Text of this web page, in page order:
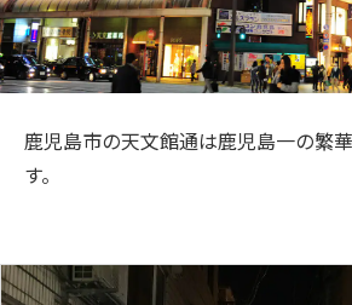
旅のお役立ち情報
鹿児島市の天文館通は鹿児島一の繁
す。